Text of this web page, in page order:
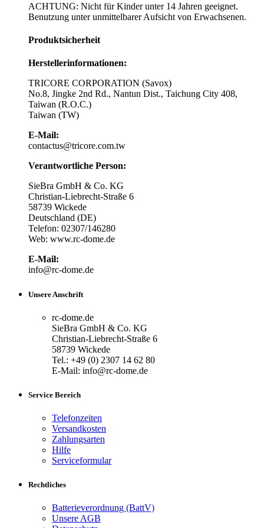
ACHTUNG: Nicht für Kinder unter 14 Jahren geeignet.
Benutzung unter unmittelbarer Aufsicht von Erwachsenen.
Produktsicherheit
Herstellerinformationen:
TRICORE CORPORATION (Savox)
No.8, Jingke 2nd Rd., Nantun Dist., Taichung City 408,
Taiwan (R.O.C.)
Taiwan (TW)
E-Mail:
contactus@tricore.com.tw
Verantwortliche Person:
SieBra GmbH & Co. KG
Christian-Liebrecht-Straße 6
58739 Wickede
Deutschland (DE)
Telefon: 02307/146280
Web: www.rc-dome.de
E-Mail:
info@rc-dome.de
Unsere Anschrift
rc-dome.de
SieBra GmbH & Co. KG
Christian-Liebrecht-Straße 6
58739 Wickede
Tel.: +49 (0) 2307 14 62 80
E-Mail: info@rc-dome.de
Service Bereich
Telefonzeiten
Versandkosten
Zahlungsarten
Hilfe
Serviceformular
Rechtliches
Batterieverordnung (BattV)
Unsere AGB